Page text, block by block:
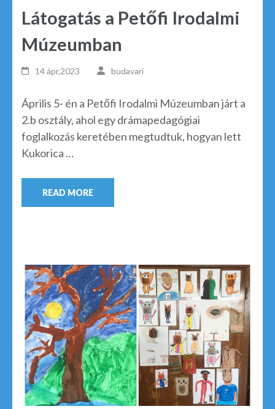
Látogatás a Petőfi Irodalmi
Múzeumban
14 ápr,2023 budavari
Április 5- én a Petőfi Irodalmi Múzeumban járt a
2.b osztály, ahol egy drámapedagógiai
foglalkozás keretében megtudtuk, hogyan lett
Kukorica …
READ MORE